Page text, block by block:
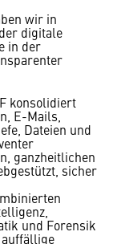
wir in
digitale
in der
konsolidiert
E-Mails,
Dateien und
ganzheitlichen
sicher
und Forensik